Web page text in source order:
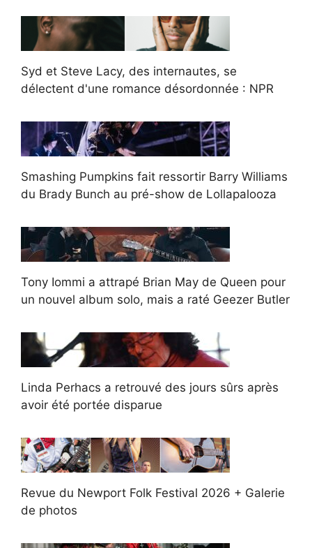
Syd et Steve Lacy, des internautes, se
délectent d'une romance désordonnée : NPR
Smashing Pumpkins fait ressortir Barry Williams
du Brady Bunch au pré-show de Lollapalooza
Tony Iommi a attrapé Brian May de Queen pour
un nouvel album solo, mais a raté Geezer Butler
Linda Perhacs a retrouvé des jours sûrs après
avoir été portée disparue
Revue du Newport Folk Festival 2026 + Galerie
de photos